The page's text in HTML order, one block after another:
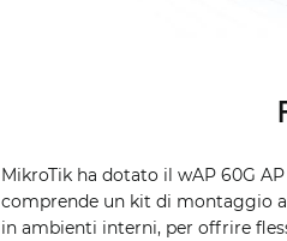
MikroTik ha dotato il wAP 60G
comprende un kit di montaggio
in ambienti interni, per offrire